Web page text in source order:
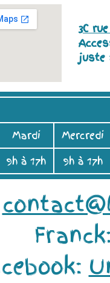
3C
juste
Mardi
Mercredi
9h à 17h 9h à 17h